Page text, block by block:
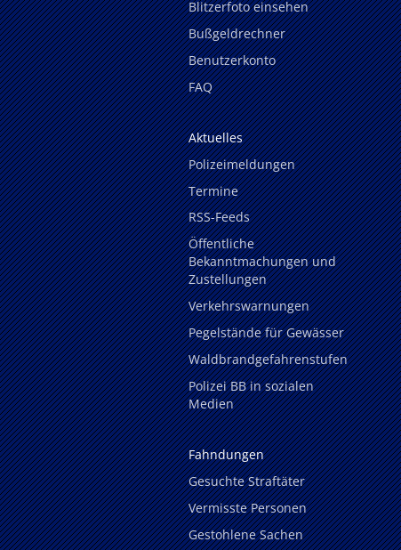
Blitzerfoto einsehen
Bußgeldrechner
Benutzerkonto
FAQ
Aktuelles
Polizeimeldungen
Termine
RSS-Feeds
Öffentliche
Bekanntmachungen und
Zustellungen
Verkehrswarnungen
Pegelstände für Gewässer
Waldbrandgefahrenstufen
Polizei BB in sozialen
Medien
Fahndungen
Gesuchte Straftäter
Vermisste Personen
Gestohlene Sachen